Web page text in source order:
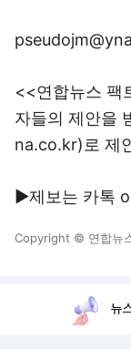
<<연합뉴스 팩
자들의 제안을
na.co.kr)로 제
▶제보는 카톡
Copyright © 연합뉴
뉴